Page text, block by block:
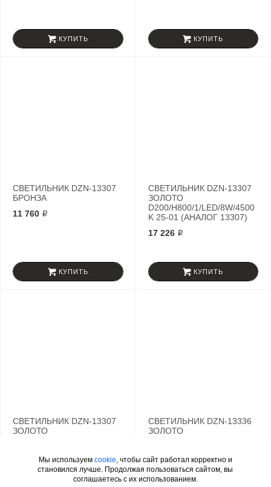
КУПИТЬ КУПИТЬ
СВЕТИЛЬНИК DZN-13307
БРОНЗА
11 760 ₽
КУПИТЬ
СВЕТИЛЬНИК DZN-13307
ЗОЛОТО
D200/H800/1/LED/8W/4500
K 25-01 (АНАЛОГ 13307)
17 226 ₽
КУПИТЬ
СВЕТИЛЬНИК DZN-13307
ЗОЛОТО
СВЕТИЛЬНИК DZN-13336
ЗОЛОТО
Мы используем cookie, чтобы сайт работал корректно и
становился лучше. Продолжая пользоваться сайтом, вы
соглашаетесь с их использованием.